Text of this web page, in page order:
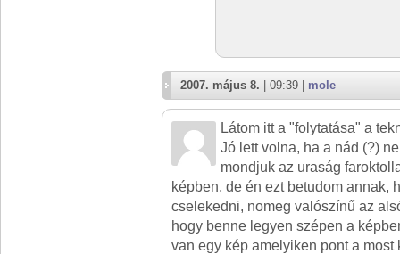
2007. május 8. | 09:39 | mole
Látom itt a "folytatása" a
Jó lett volna, ha a nád (?)
mondjuk az uraság
képben, de én ezt betudom annak,
cselekedni, nomeg valószínű az
hogy benne legyen szépen a
van egy kép amelyiken pont a most